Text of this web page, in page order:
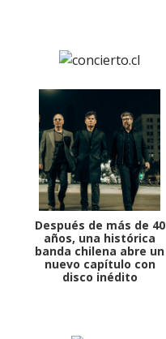
Después de más de 40
años, una histórica
banda chilena abre un
nuevo capítulo con
disco inédito